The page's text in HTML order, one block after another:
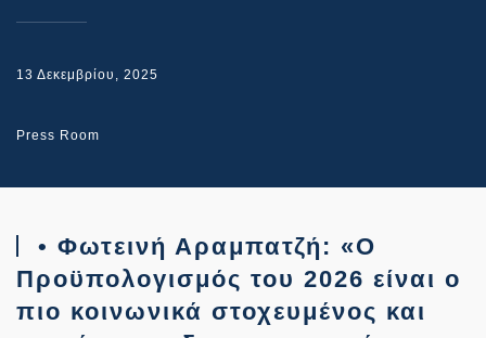
13 Δεκεμβρίου, 2025
Press Room
• Φωτεινή Αραμπατζή: «Ο
Προϋπολογισμός του 2026 είναι ο
πιο κοινωνικά στοχευμένος και